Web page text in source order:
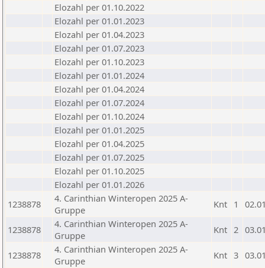
Elozahl per 01.10.2022
Elozahl per 01.01.2023
Elozahl per 01.04.2023
Elozahl per 01.07.2023
Elozahl per 01.10.2023
Elozahl per 01.01.2024
Elozahl per 01.04.2024
Elozahl per 01.07.2024
Elozahl per 01.10.2024
Elozahl per 01.01.2025
Elozahl per 01.04.2025
Elozahl per 01.07.2025
Elozahl per 01.10.2025
Elozahl per 01.01.2026
1238878
4. Carinthian Winteropen 2025 A-
Gruppe
Knt 1
1238878
4. Carinthian Winteropen 2025 A-
Gruppe
Knt 2
1238878
4. Carinthian Winteropen 2025 A-
Gruppe
Knt 3